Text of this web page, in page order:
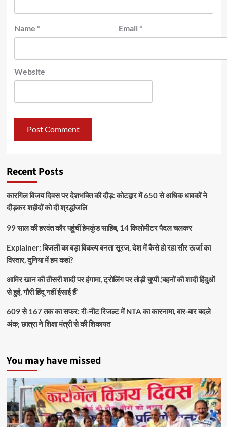
Name * Email *
Website
Recent Posts
कारगिल विजय दिवस पर देशभक्ति की दौड़: कोटद्वार में 650 से अधिक धावकों ने
दौड़कर शहीदों को दी श्रद्धांजलि
99 साल की हरवंत कौर पहुंचीं हेमकुंड साहिब, 14 किलोमीटर पैदल चलकर
Explainer: बिजली का बड़ा विकल्प बनता सूरज, देश में कैसे हो रहा सौर ऊर्जा का
विस्तार, दुनिया में हम कहां?
आमिर खान की तीसरी शादी पर हंगामा, ट्रोलिंग पर तोड़ी चुप्पी ,’बहनों की शादी हिंदुओं
से हुई, गौरी हिंदू नहीं ईसाई हैं’
609 से 167 तक का सफर: री-नीट रिजल्ट में NTA का कारनामा, बार-बार बदले
अंक; छात्रा ने शिक्षा मंत्री से की शिकायत
You may have missed